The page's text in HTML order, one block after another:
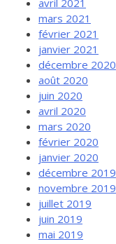
avril 2021
mars 2021
février 2021
janvier 2021
décembre 2020
août 2020
juin 2020
avril 2020
mars 2020
février 2020
janvier 2020
décembre 2019
novembre 2019
juillet 2019
juin 2019
mai 2019